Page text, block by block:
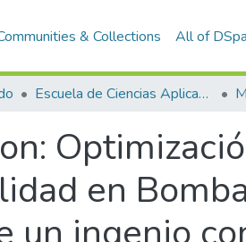
& Collections All of
Escuela de Ciencias Aplicadas e Ingeniería
en